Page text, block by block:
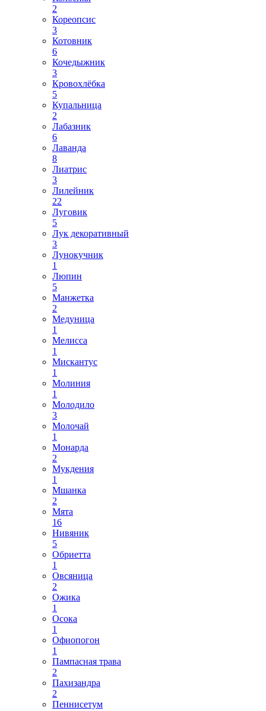
2
Кореопсис
3
Котовник
6
Кочедыжник
3
Кровохлёбка
5
Купальница
2
Лабазник
6
Лаванда
8
Лиатрис
3
Лилейник
22
Луговик
5
Лук декоративный
3
Лунокучник
1
Люпин
5
Манжетка
2
Медуница
1
Мелисса
1
Мискантус
1
Молиния
1
Молодило
3
Молочай
1
Монарда
2
Мукдения
1
Мшанка
2
Мята
16
Нивяник
5
Обриетта
1
Овсяница
2
Ожика
1
Осока
1
Офиопогон
1
Пампасная трава
2
Пахизандра
2
Пеннисетум